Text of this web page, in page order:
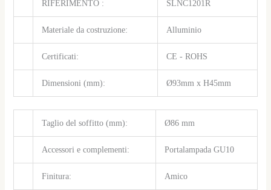
RIFERIMENTO : SLNC1201R
Materiale da costruzione: Alluminio
Certificati: CE - ROHS
Dimensioni (mm): Ø93mm x H45mm
Taglio del soffitto (mm): Ø86 mm
Accessori e complementi: Portalampada GU10
Finitura: Amico